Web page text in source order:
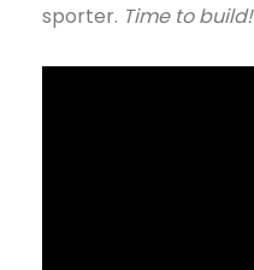
sporter. Time to build!